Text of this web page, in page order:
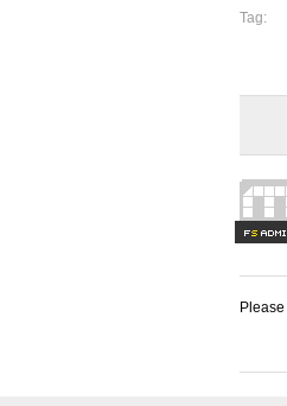
Tag:
FS
Please